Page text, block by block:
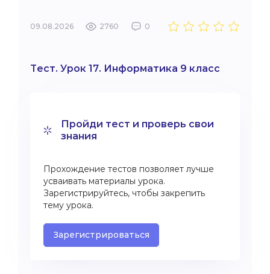
09.08.2026 2760 0
Тест. Урок 17. Информатика 9 класс
Пройди тест и проверь свои
знания
Прохождение тестов позволяет лучше
усваивать материалы урока.
Зарегистрируйтесь, чтобы закрепить
тему урока.
Зарегистрироваться